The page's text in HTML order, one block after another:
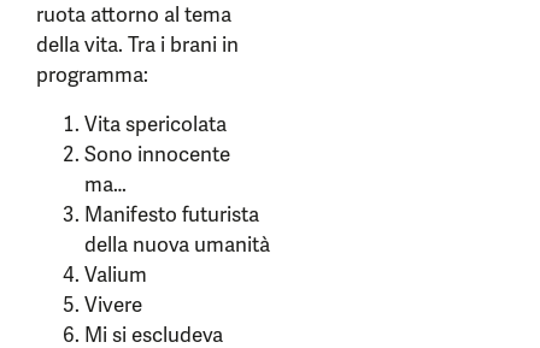
ruota attorno al tema
della vita. Tra i brani in
programma:
Vita spericolata
Sono innocente
ma…
Manifesto futurista
della nuova umanità
Valium
Vivere
Mi si escludeva